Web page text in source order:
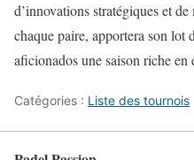
d’innovations stratégiques et
chaque paire, apportera son lot
aficionados une saison riche en
Catégories : Liste des tournois